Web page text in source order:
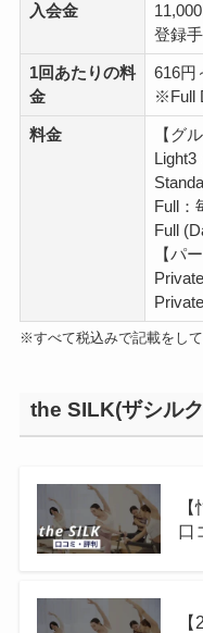
入会金
登録
1回あたりの料
金
616円
※Full
料金
【グ
Light3
Full：
Full
【パ
※すべて税込みで記載をして
the SILK(ザシル
口